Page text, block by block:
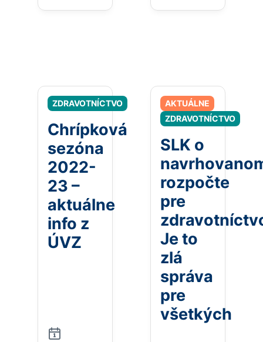
ZDRAVOTNÍCTVO
Chrípková
sezóna
2022-
23 –
aktuálne
info z
ÚVZ
AKTUÁLNE
ZDRAVOTNÍCTVO
SLK o
rozpočte
pre
Je to
zlá
správa
pre
všetkých